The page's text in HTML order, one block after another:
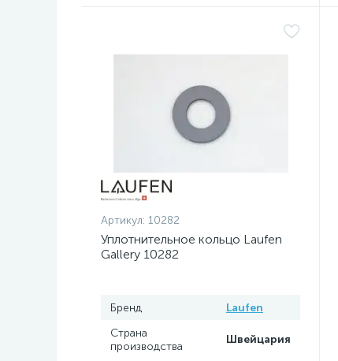
Артикул: 10282
Уплотнительное кольцо Laufen
Gallery 10282
Бренд
Laufen
Страна
производства
Швейцария